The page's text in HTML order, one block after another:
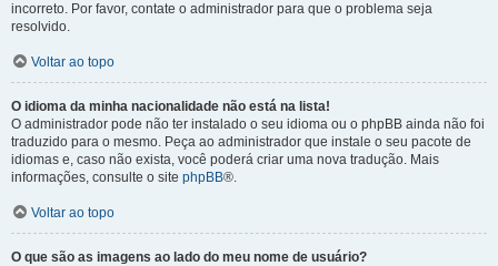
incorreto. Por favor, contate o administrador para que o problema seja
resolvido.
Voltar ao topo
O idioma da minha nacionalidade não está na lista!
O administrador pode não ter instalado o seu idioma ou o phpBB ainda não foi
traduzido para o mesmo. Peça ao administrador que instale o seu pacote de
idiomas e, caso não exista, você poderá criar uma nova tradução. Mais
informações, consulte o site phpBB®.
Voltar ao topo
O que são as imagens ao lado do meu nome de usuário?